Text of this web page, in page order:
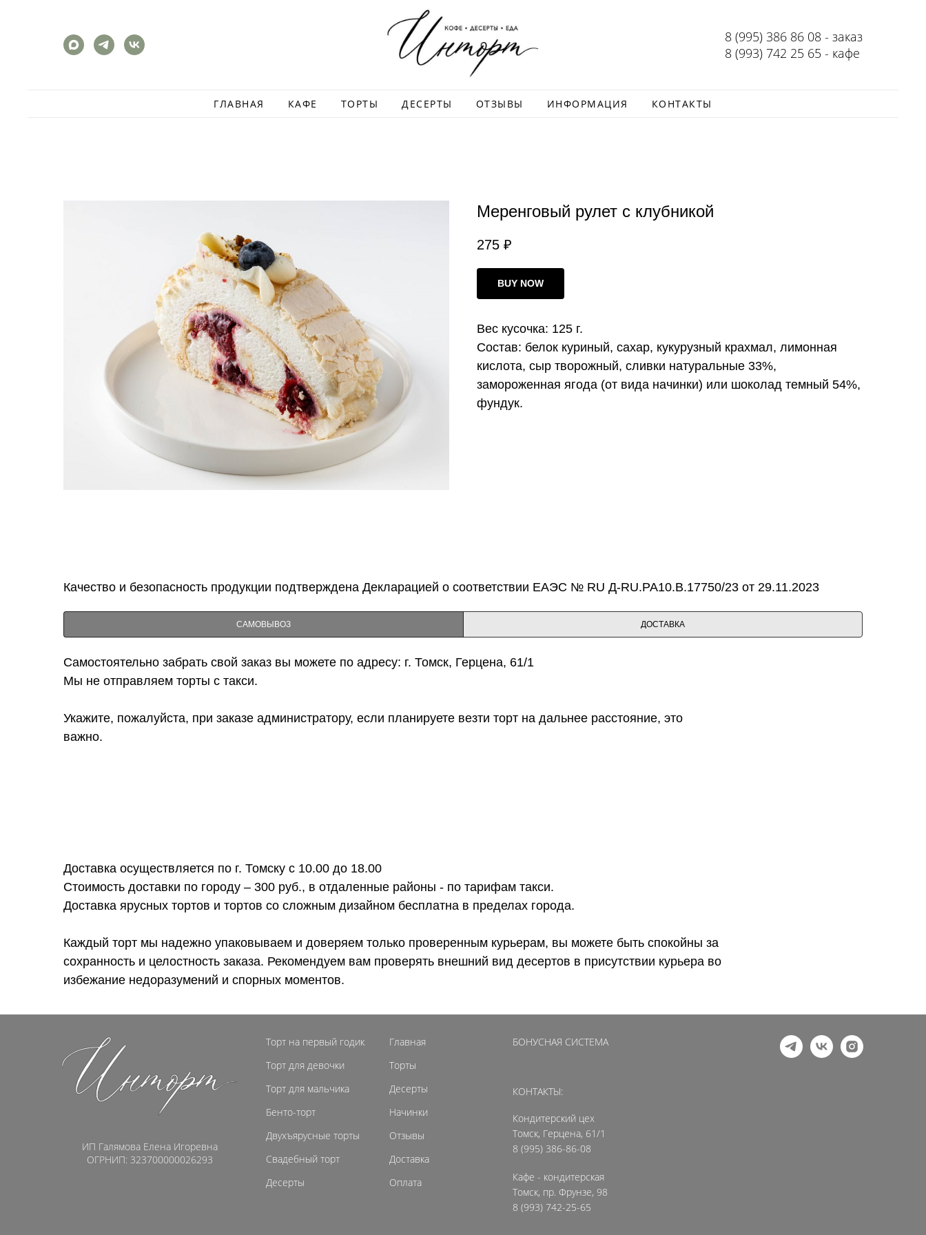
8 (995) 386 86 08 - заказ
8 (993) 742 25 65 - кафе
ГЛАВНАЯ КАФЕ ТОРТЫ ДЕСЕРТЫ ОТЗЫВЫ ИНФОРМАЦИЯ КОНТАКТЫ
Меренговый рулет с клубникой
275 ₽
BUY NOW
Вес кусочка: 125 г.
Состав: белок куриный, сахар, кукурузный крахмал, лимонная
кислота, сыр творожный, сливки натуральные 33%,
замороженная ягода (от вида начинки) или шоколад темный 54%,
фундук.
Качество и безопасность продукции подтверждена Декларацией о соответствии ЕАЭС № RU Д-RU.PA10.B.17750/23 от 29.11.2023
САМОВЫВОЗ ДОСТАВКА
Самостоятельно забрать свой заказ вы можете по адресу: г. Томск, Герцена, 61/1
Мы не отправляем торты с такси.
Укажите, пожалуйста, при заказе администратору, если планируете везти торт на дальнее расстояние, это
важно.
Доставка осуществляется по г. Томску с 10.00 до 18.00
Стоимость доставки по городу – 300 руб., в отдаленные районы - по тарифам такси.
Доставка ярусных тортов и тортов со сложным дизайном бесплатна в пределах города.
Каждый торт мы надежно упаковываем и доверяем только проверенным курьерам, вы можете быть спокойны за
сохранность и целостность заказа. Рекомендуем вам проверять внешний вид десертов в присутствии курьера во
избежание недоразумений и спорных моментов.
ИП Галямова Елена Игоревна
ОГРНИП: 323700000026293
Торт на первый годик
Торт для девочки
Торт для мальчика
Бенто-торт
Двухъярусные торты
Свадебный торт
Десерты
Главная
Торты
Десерты
Начинки
Отзывы
Доставка
Оплата
БОНУСНАЯ СИСТЕМА
КОНТАКТЫ:
Кондитерский цех
Томск, Герцена, 61/1
8 (995) 386-86-08
Кафе - кондитерская
Томск, пр. Фрунзе, 98
8 (993) 742-25-65